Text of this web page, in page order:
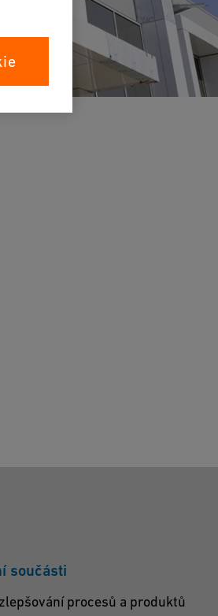
součásti
procesů a produktů